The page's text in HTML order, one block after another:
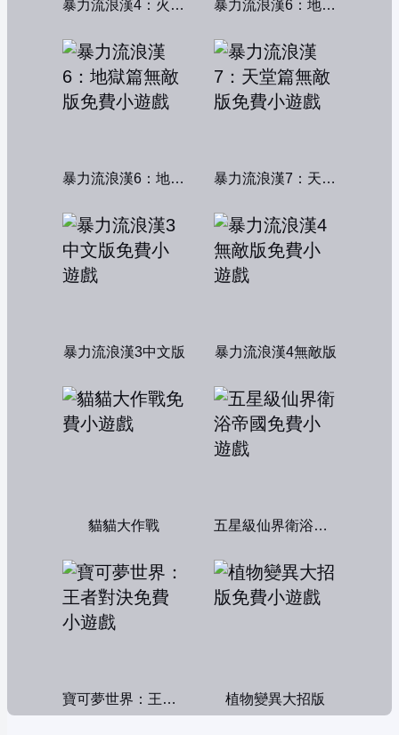
暴力流浪漢4：火線交鋒 暴力流浪漢6：地獄篇
暴力流浪漢6：地獄篇無敵版 暴力流浪漢7：天堂篇無敵版
暴力流浪漢3中文版 暴力流浪漢4無敵版
貓貓大作戰 五星級仙界衛浴帝國
寶可夢世界：王者對決 植物變異大招版